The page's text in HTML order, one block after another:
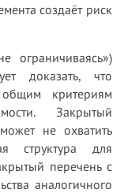
создаёт риск
ограничиваясь»)
доказать, что
общим критериям
Закрытый
не охватить
структура для
перечень с
аналогичного